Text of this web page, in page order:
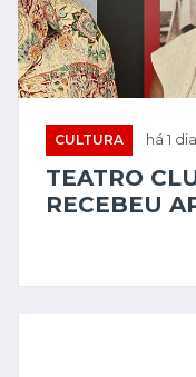
CULTURA há 1 dia
TEATRO
RECEBEU